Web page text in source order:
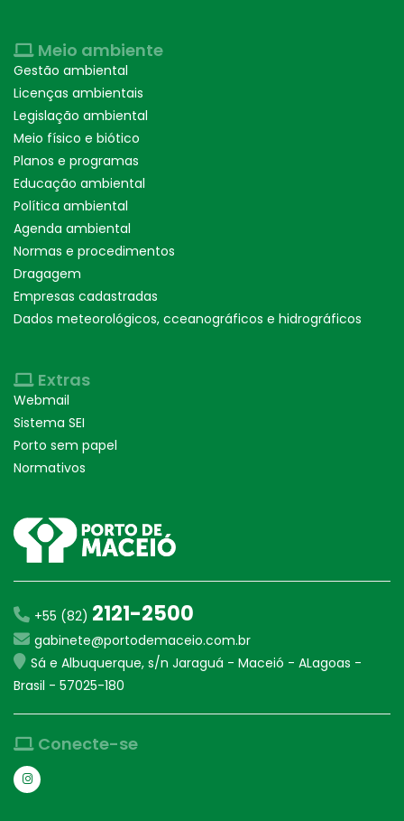
Meio ambiente
Gestão ambiental
Licenças ambientais
Legislação ambiental
Meio físico e biótico
Planos e programas
Educação ambiental
Política ambiental
Agenda ambiental
Normas e procedimentos
Dragagem
Empresas cadastradas
Dados meteorológicos, cceanográficos e hidrográficos
Extras
Webmail
Sistema SEI
Porto sem papel
Normativos
+55 (82) 2121-2500
gabinete@portodemaceio.com.br
Sá e Albuquerque, s/n Jaraguá - Maceió - ALagoas -
Brasil - 57025-180
Conecte-se